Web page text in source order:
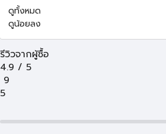
ดูทั้งหมด
ดูน้อยลง
รีวิวจากผู้ซื้อ
4.9 / 5
9
5